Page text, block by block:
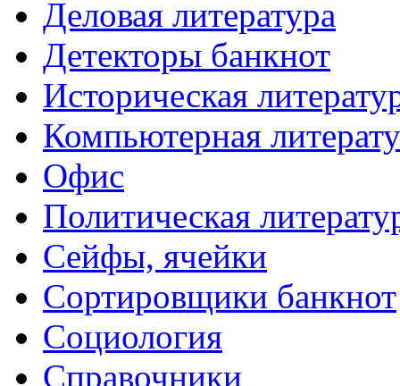
Деловая литература
Детекторы банкнот
Историческая
Компьютерная
Офис
Политическая
Сейфы, ячейки
Сортировщики банкнот
Социология
Справочники